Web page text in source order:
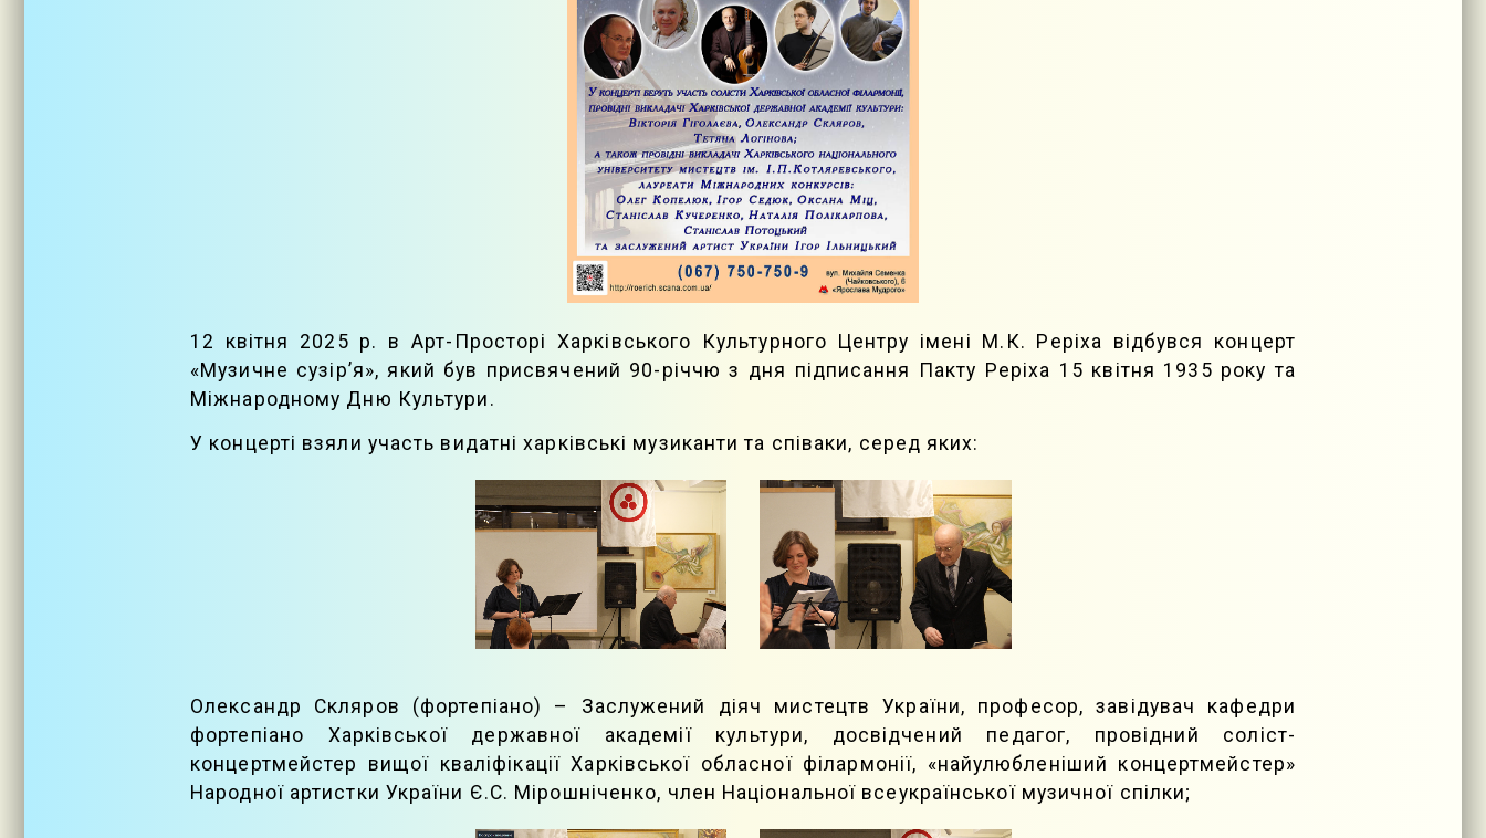
12 квітня 2025 р. в Арт-Просторі Харківського Культурного Центру імені М.К. Реріха відбувся концерт
«Музичне сузір’я», який був присвячений 90-річчю з дня підписання Пакту Реріха 15 квітня 1935 року та
Міжнародному Дню Культури.
У концерті взяли участь видатні харківські музиканти та співаки, серед яких:
Олександр Скляров (фортепіано) – Заслужений діяч мистецтв України, професор, завідувач кафедри
фортепіано Харківської державної академії культури, досвідчений педагог, провідний соліст-
концертмейстер вищої кваліфікації Харківської обласної філармонії, «найулюбленіший концертмейстер»
Народної артистки України Є.С. Мірошніченко, член Національної всеукраїнської музичної спілки;